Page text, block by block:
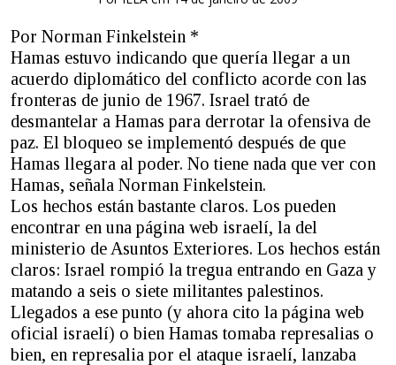
Por Norman Finkelstein *
Hamas estuvo indicando que quería llegar a un
acuerdo diplomático del conflicto acorde con las
fronteras de junio de 1967. Israel trató de
desmantelar a Hamas para derrotar la ofensiva de
paz. El bloqueo se implementó después de que
Hamas llegara al poder. No tiene nada que ver con
Hamas, señala Norman Finkelstein.
Los hechos están bastante claros. Los pueden
encontrar en una página web israelí, la del
ministerio de Asuntos Exteriores. Los hechos están
claros: Israel rompió la tregua entrando en Gaza y
matando a seis o siete militantes palestinos.
Llegados a ese punto (y ahora cito la página web
oficial israelí) o bien Hamas tomaba represalias o
bien, en represalia por el ataque israelí, lanzaba